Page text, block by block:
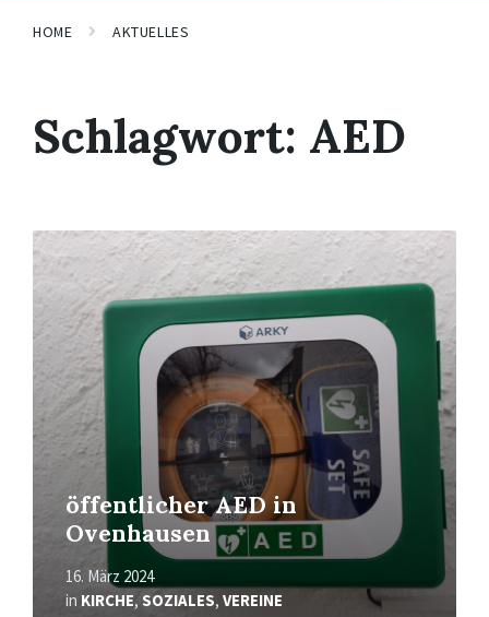
HOME AKTUELLES
Schlagwort: AED
öffentlicher AED in
Ovenhausen
16. März 2024
in KIRCHE, SOZIALES, VEREINE
Mehr
erfahren